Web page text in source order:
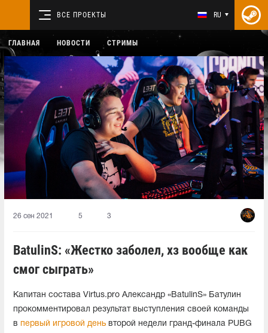
ВСЕ ПРОЕКТЫ RU
ГЛАВНАЯ НОВОСТИ СТРИМЫ
26 сен 2021 5 3
BatulinS: «Жестко заболел, хз вообще как
смог сыграть»
Капитан состава Virtus.pro Александр «BatulinS» Батулин
прокомментировал результат выступления своей команды
в первый игровой день второй недели гранд-финала PUBG